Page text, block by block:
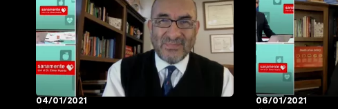
04/01/2021 06/01/2021